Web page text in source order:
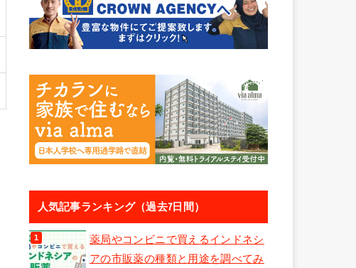
人気記事ランキング（過去7日間）
薬局やコンビニで買えるインドネシ
アの市販薬の種類と用途を調べてみ